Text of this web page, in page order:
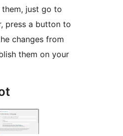
just go to
press a button to
changes from
them on your